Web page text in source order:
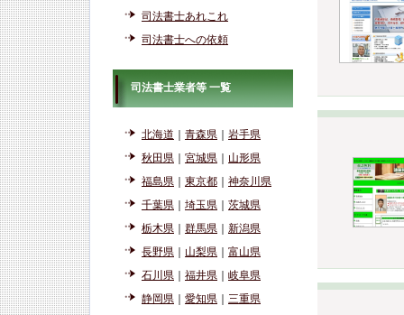
司法書士あれこれ
司法書士への依頼
司法書士業者等 一覧
北海道 青森県
岩手県
秋田県
宮城県
山形県
福島県
東京都
神奈川県
千葉県
埼玉県
茨城県
栃木県
群馬県
新潟県
長野県
山梨県
富山県
石川県
福井県
岐阜県
静岡県
愛知県
三重県